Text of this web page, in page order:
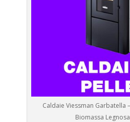
Caldaie Viessman Garbatella
Biomassa